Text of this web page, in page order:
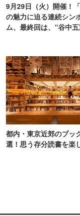
9月29日（火）開催！
の魅力に迫る連続シン
ム、最終回は、“谷中
都内・東京近郊のブッ
選！思う存分読書を楽